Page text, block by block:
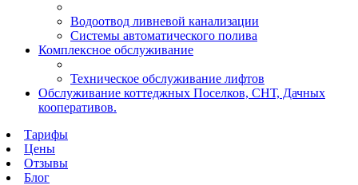
Водоотвод ливневой канализации
Системы автоматического полива
Комплексное обслуживание
Техническое обслуживание лифтов
Обслуживание коттеджных Поселков, СНТ, Дачных
кооперативов.
Тарифы
Цены
Отзывы
Блог